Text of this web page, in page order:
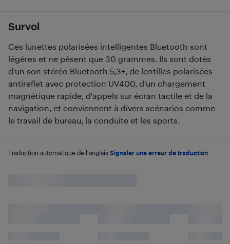
Survol
Ces lunettes polarisées intelligentes Bluetooth sont
légères et ne pèsent que 30 grammes. Ils sont dotés
d'un son stéréo Bluetooth 5,3+, de lentilles polarisées
antireflet avec protection UV400, d'un chargement
magnétique rapide, d'appels sur écran tactile et de la
navigation, et conviennent à divers scénarios comme
le travail de bureau, la conduite et les sports.
Traduction automatique de l'anglais. Signaler une erreur de traduction